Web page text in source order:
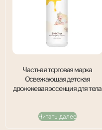
Частная торговая марка
Освежающая детская
дрожжевая эссенция для тела
Читать далее